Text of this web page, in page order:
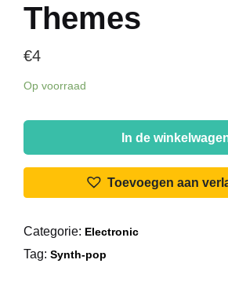
Themes
€4
Op voorraad
Andromeda
-
Crime
Themes
aantal
In de
Toevoegen aan
Categorie: Electronic
Tag: Synth-pop